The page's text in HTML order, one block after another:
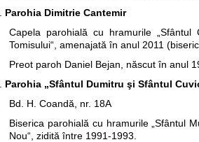
Parohia Dimitrie Cantemir
Capela parohială cu hramurile
Tomisului“, amenajată în anul 2011
Preot paroh Daniel Bejan, născut în anul
Parohia „Sfântul Dumitru şi Sfântul
Bd. H. Coandă, nr. 18A
Biserica parohială cu hramurile „Sfântul
Nou“, zidită între 1991-1993.